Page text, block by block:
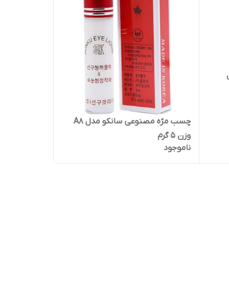
چسب مژه مصنوعی سانکو مدل A8
وزن 5 گرم
ناموجود